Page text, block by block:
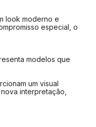
9,9 cm
10,1 cm
look moderno e
especial, o
modelos que
um visual
interpretação,